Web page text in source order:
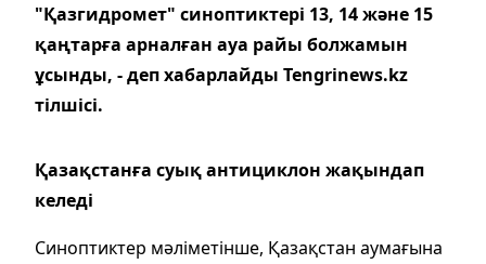
"Қазгидромет" синоптиктері 13, 14 және 15
қаңтарға арналған ауа райы болжамын
ұсынды, - деп хабарлайды Tengrinews.kz
тілшісі.
Қазақстанға суық антициклон жақындап
келеді
Синоптиктер мәліметінше, Қазақстан аумағына